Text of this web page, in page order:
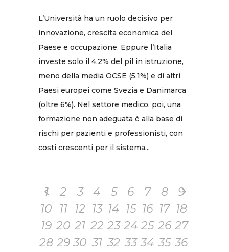
L’Università ha un ruolo decisivo per
innovazione, crescita economica del
Paese e occupazione. Eppure l’Italia
investe solo il 4,2% del pil in istruzione,
meno della media OCSE (5,1%) e di altri
Paesi europei come Svezia e Danimarca
(oltre 6%). Nel settore medico, poi, una
formazione non adeguata è alla base di
rischi per pazienti e professionisti, con
costi crescenti per il sistema...
1 2 3 4 5 6 7 8
9
10
11 12 13 14 15 16 17 18
19 20 21 22 23 24 25 26 27
28 29 30 31 32 33 34 35 36